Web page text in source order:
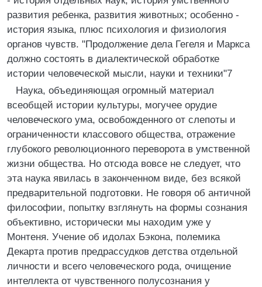
развития ребенка, развития животных; особенно -
история языка, плюс психология и физиология
органов чувств. "Продолжение дела Гегеля и Маркса
должно состоять в диалектической обработке
истории человеческой мысли, науки и техники"7
Наука, объединяющая огромный материал
всеобщей истории культуры, могучее орудие
человеческого ума, освобожденного от слепоты и
ограниченности классового общества, отражение
глубокого революционного переворота в умственной
жизни общества. Но отсюда вовсе не следует, что
эта наука явилась в законченном виде, без всякой
предварительной подготовки. Не говоря об античной
философии, попытку взглянуть на формы сознания
объективно, исторически мы находим уже у
Монтеня. Учение об идолах Бэкона, полемика
Декарта против предрассудков детства отдельной
личности и всего человеческого рода, очищение
интеллекта от чувственного полусознания у